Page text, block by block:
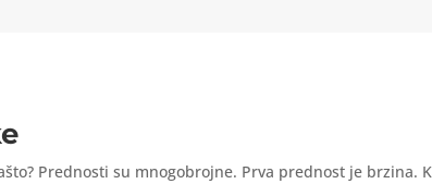
Prednosti su mnogobrojne. Prva prednost je brzina.